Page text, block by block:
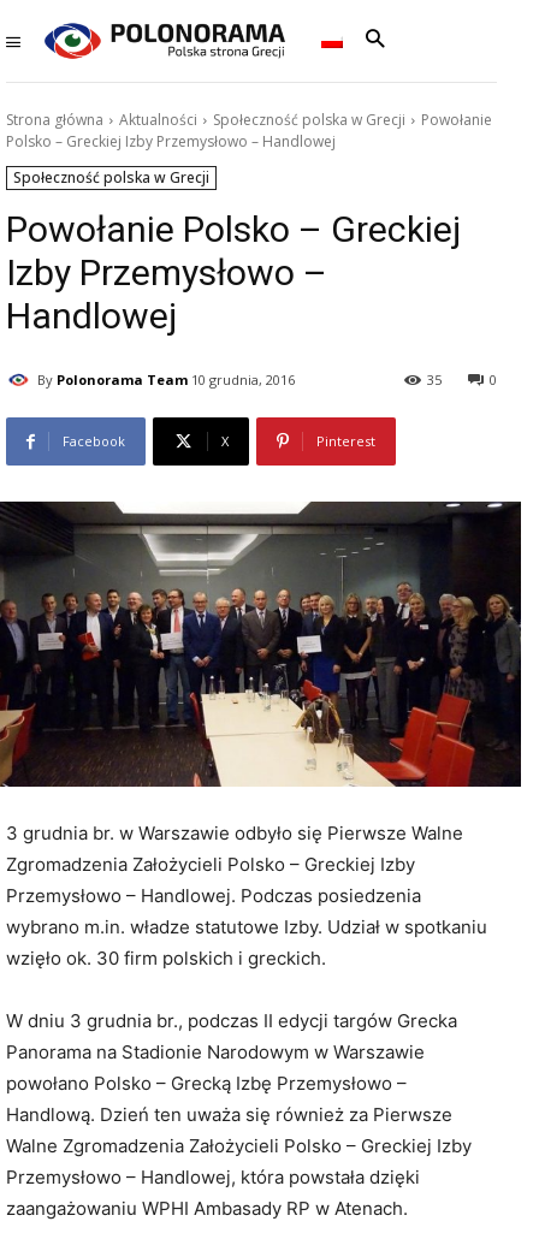
Strona główna Aktualności Społeczność polska w Grecji
Powołanie
Polsko – Greckiej Izby Przemysłowo – Handlowej
Społeczność polska w Grecji
Powołanie Polsko – Greckiej
Izby Przemysłowo –
Handlowej
By Polonorama Team 10 grudnia, 2016 0
35
Facebook X Pinterest
3 grudnia br. w Warszawie odbyło się Pierwsze Walne
Zgromadzenia Założycieli Polsko – Greckiej Izby
Przemysłowo – Handlowej. Podczas posiedzenia
wybrano m.in. władze statutowe Izby. Udział w spotkaniu
wzięło ok. 30 firm polskich i greckich.
W dniu 3 grudnia br., podczas II edycji targów Grecka
Panorama na Stadionie Narodowym w Warszawie
powołano Polsko – Grecką Izbę Przemysłowo –
Handlową. Dzień ten uważa się również za Pierwsze
Walne Zgromadzenia Założycieli Polsko – Greckiej Izby
Przemysłowo – Handlowej, która powstała dzięki
zaangażowaniu WPHI Ambasady RP w Atenach.